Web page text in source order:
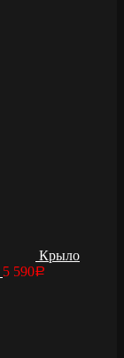
Крыло
5 590Р